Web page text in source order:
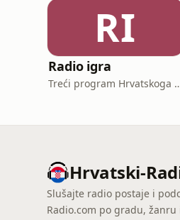
RI
Radio igra
Treći program
Hrvatski-
Slušajte radio postaje i
Radio.com po gradu,